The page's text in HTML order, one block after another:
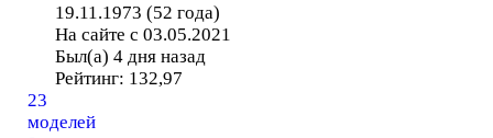
19.11.1973 (52 года)
На сайте с 03.05.2021
Был(а) 4 дня назад
Рейтинг: 132,97
23
моделей